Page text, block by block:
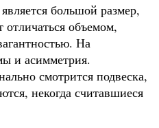
большой размер,
объемом,
На
и асимметрия.
смотрится подвеска,
некогда считавшиеся